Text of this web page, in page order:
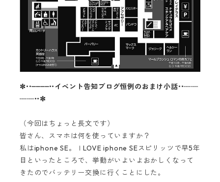
✼••┈┈┈┈••イベント告知ブログ恒例のおまけ小話••┈┈
┈┈••✼
（今回はちょっと長文です）
皆さん、スマホは何を使っていますか？
私はiphone SE。ＩLOVE iphone SEスピリッツで早5年
目といったところで、挙動がいよいよおかしくなって
きたのでバッテリー交換に行くことにした。